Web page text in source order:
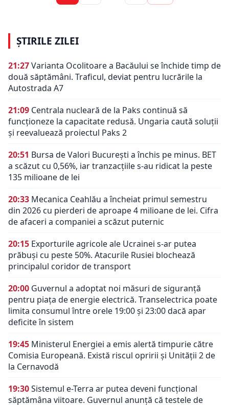
ȘTIRILE ZILEI
21:27Varianta Ocolitoare a Bacăului se închide timp de
două săptămâni. Traficul, deviat pentru lucrările la
Autostrada A7
21:09 Centrala nucleară de la Paks continuă să
funcționeze la capacitate redusă. Ungaria caută soluții
și reevaluează proiectul Paks 2
20:51 Bursa de Valori București a închis pe minus. BET
a scăzut cu 0,56%, iar tranzacțiile s-au ridicat la peste
135 milioane de lei
20:33 Mecanica Ceahlău a încheiat primul semestru
din 2026 cu pierderi de aproape 4 milioane de lei. Cifra
de afaceri a companiei a scăzut puternic
20:15 Exporturile agricole ale Ucrainei s-ar putea
prăbuși cu peste 50%. Atacurile Rusiei blochează
principalul coridor de transport
20:00 Guvernul a adoptat noi măsuri de siguranță
pentru piața de energie electrică. Transelectrica poate
limita consumul între orele 19:00 și 23:00 dacă apar
deficite în sistem
19:45 Ministerul Energiei a emis alertă timpurie către
Comisia Europeană. Există riscul opririi și Unității 2 de
la Cernavodă
19:30Sistemul e-Terra ar putea deveni funcțional
săptămâna viitoare. Guvernul anunță că testele de